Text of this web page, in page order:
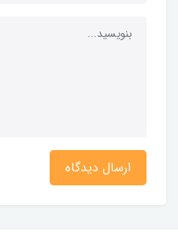
ارسال دیدگاه